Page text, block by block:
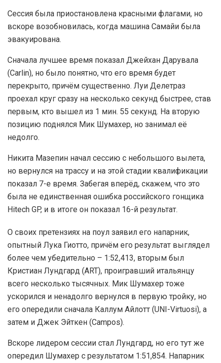
Сессия была приостановлена красными флагами, но
вскоре возобновилась, когда машина Самайи была
эвакуирована.
Сначала лучшее время показал Джейхан Дарувала
(Carlin), но было понятно, что его время будет
перекрыто, причём существенно. Луи Делетраз
проехал круг сразу на несколько секунд быстрее, став
первым, кто вышел из 1 мин. 55 секунд. На вторую
позицию поднялся Мик Шумахер, но занимал её
недолго.
Никита Мазепин начал сессию с небольшого вылета,
но вернулся на трассу и на этой стадии квалификации
показал 7-е время. Забегая вперёд, скажем, что это
была не единственная ошибка российского гонщика
Hitech GP, и в итоге он показал 16-й результат.
О своих претензиях на поул заявил его напарник,
опытный Лука Гиотто, причём его результат выглядел
более чем убедительно – 1:52,413, вторым был
Кристиан Лундгард (ART), проигравший итальянцу
всего несколько тысячных. Мик Шумахер тоже
ускорился и ненадолго вернулся в первую тройку, но
его опередили сначала Каллум Айлотт (UNI-Virtuosi), а
затем и Джек Эйткен (Campos).
Вскоре лидером сессии стал Лундгард, но его тут же
опередил Шумахер с результатом 1:51,854. Напарник